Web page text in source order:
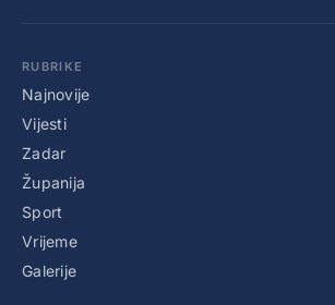
RUBRIKE
Najnovije
Vijesti
Zadar
Županija
Sport
Vrijeme
Galerije